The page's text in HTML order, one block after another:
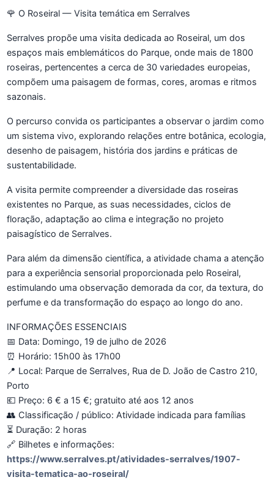
🌹 O Roseiral — Visita temática em Serralves
Serralves propõe uma visita dedicada ao Roseiral, um dos
espaços mais emblemáticos do Parque, onde mais de 1800
roseiras, pertencentes a cerca de 30 variedades europeias,
compõem uma paisagem de formas, cores, aromas e ritmos
sazonais.
O percurso convida os participantes a observar o jardim como
um sistema vivo, explorando relações entre botânica, ecologia,
desenho de paisagem, história dos jardins e práticas de
sustentabilidade.
A visita permite compreender a diversidade das roseiras
existentes no Parque, as suas necessidades, ciclos de
floração, adaptação ao clima e integração no projeto
paisagístico de Serralves.
Para além da dimensão científica, a atividade chama a atenção
para a experiência sensorial proporcionada pelo Roseiral,
estimulando uma observação demorada da cor, da textura, do
perfume e da transformação do espaço ao longo do ano.
INFORMAÇÕES ESSENCIAIS
📅 Data: Domingo, 19 de julho de 2026
⏰ Horário: 15h00 às 17h00
📍 Local: Parque de Serralves, Rua de D. João de Castro 210,
Porto
💶 Preço: 6 € a 15 €; gratuito até aos 12 anos
👥 Classificação / público: Atividade indicada para famílias
⏳ Duração: 2 horas
🔗 Bilhetes e informações:
https://www.serralves.pt/atividades-serralves/1907-
visita-tematica-ao-roseiral/